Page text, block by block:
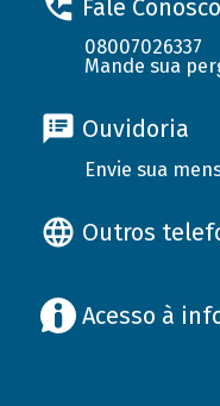
Fale Conosco
08007026337
Mande sua
Ouvidoria
Envie sua
Outros
Acesso à